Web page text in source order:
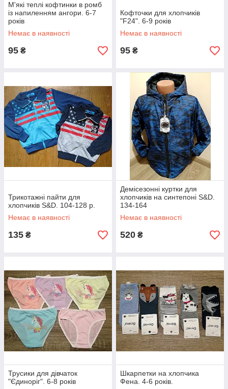
М'які теплі кофтинки в ромб
із напиленням ангори. 6-7
років
Немає в наявності
95 ₴
Кофточки для хлопчиків
"F24". 6-9 років
Немає в наявності
95 ₴
Трикотажні пайти для
хлопчиків S&D. 104-128 р.
Немає в наявності
135 ₴
Демісезонні куртки для
хлопчиків на синтепоні S&D.
134-164
Немає в наявності
520 ₴
Трусики для дівчаток
"Єдиноріг". 6-8 років
Шкарпетки на хлопчика
Фена. 4-6 років.